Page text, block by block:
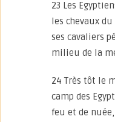
23 Les
les chevaux du
ses cavaliers
milieu de la
24 Très tôt le
camp des
feu et de